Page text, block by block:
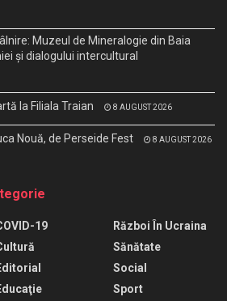
Muzeul de Mineralogie din Baia
și dialogului intercultural
la Filiala Traian 8 AUGUST 2026
Nouă, de Perseide Fest 8 AUGUST 2026
19
Război În Ucraina
Sănătate
Social
Sport